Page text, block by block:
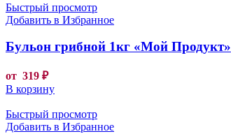
Быстрый просмотр
Добавить в Избранное
Бульон грибной 1кг «Мой Продукт»
от 319 ₽
В корзину
Быстрый просмотр
Добавить в Избранное